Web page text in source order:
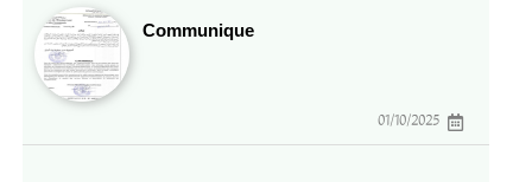
Communique
01/10/2025